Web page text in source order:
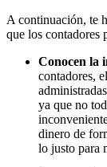
A continuación, te
que los contadores
Conocen la
contadores,
ya que no
dinero de
lo justo para